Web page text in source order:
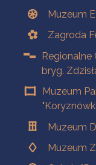
Muzeum
Zagroda
Regionalne
bryg.
Muzeum
Muzeum
Muzeum